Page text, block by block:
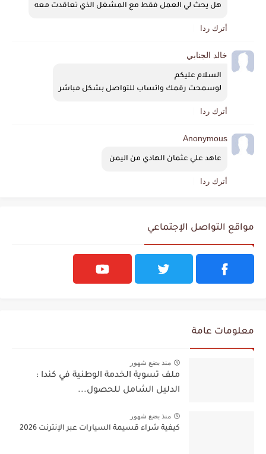
هل يحث لي العمل فقط مع المشغل الذي تعاقدت معه
أترك ردا
خالد الجنابي
السلام عليكم
لوسمحت رقمك واتساب للتواصل بشكل مباشر
أترك ردا
Anonymous
عاهد علي عثمان الهادي من اليمن
أترك ردا
مواقع التواصل الإجتماعي
معلومات عامة
منذ بضع شهور
ملف تسوية الخدمة الوطنية في كندا :
الدليل الشامل للحصول...
منذ بضع شهور
كيفية شراء قسيمة السيارات عبر الإنترنت 2026